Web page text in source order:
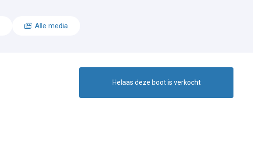
Alle media
Helaas deze boot is verkocht